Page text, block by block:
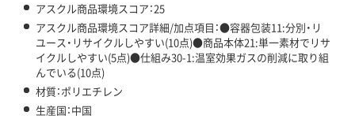
アスクル商品環境スコア：25
アスクル商品環境スコア詳細/加点項目：●容器包装11:分別・リ
ユース・リサイクルしやすい(10点)●商品本体21:単一素材でリサ
イクルしやすい(5点)●仕組み30-1:温室効果ガスの削減に取り組
んでいる(10点)
材質：ポリエチレン
生産国：中国